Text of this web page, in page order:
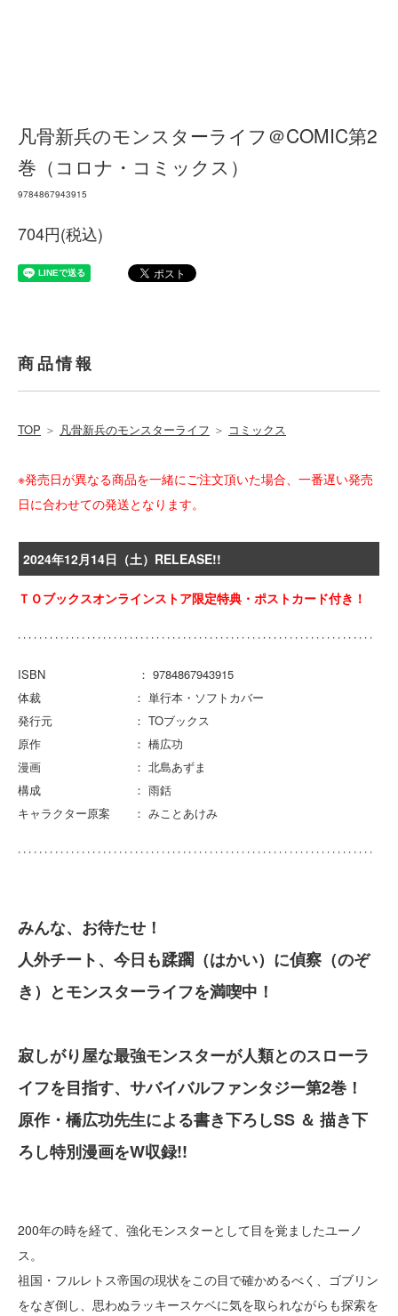
凡骨新兵のモンスターライフ＠COMIC第2
巻（コロナ・コミックス）
9784867943915
704円(税込)
商品情報
TOP ＞ 凡骨新兵のモンスターライフ ＞ コミックス
※発売日が異なる商品を一緒にご注文頂いた場合、一番遅い発売
日に合わせての発送となります。
2024年12月14日（土）RELEASE!!
ＴＯブックスオンラインストア限定特典・ポストカード付き！
ISBN ： 9784867943915
体裁 ： 単行本・ソフトカバー
発行元 ： TOブックス
原作 ： 橋広功
漫画 ： 北島あずま
構成 ： 雨銛
キャラクター原案 ： みことあけみ
みんな、お待たせ！
人外チート、今日も蹂躙（はかい）に偵察（のぞ
き）とモンスターライフを満喫中！
寂しがり屋な最強モンスターが人類とのスローラ
イフを目指す、サバイバルファンタジー第2巻！
原作・橋広功先生による書き下ろしSS ＆ 描き下
ろし特別漫画をW収録!!
200年の時を経て、強化モンスターとして目を覚ましたユーノ
ス。
祖国・フルレトス帝国の現状をこの目で確かめるべく、ゴブリン
をなぎ倒し、思わぬラッキースケベに気を取られながらも探索を